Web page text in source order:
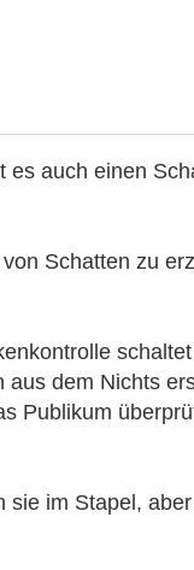
auch einen
Schatten zu
dem Nichts
Publikum
im Stapel,